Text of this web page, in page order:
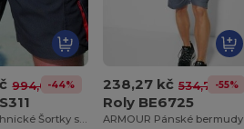
994,00 kč
-44%
Odolné Technické Šortky s Reflexními Detaily
238,27 kč 534,79 kč
-55%
Roly BE6725
ARMOUR Pánské bermudy